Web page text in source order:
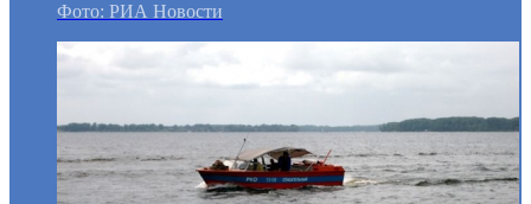
Фото: РИА Новости